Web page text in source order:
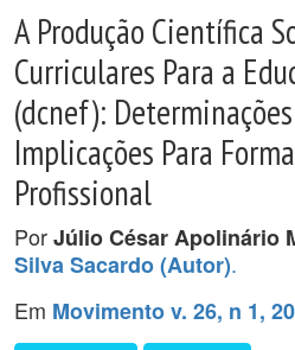
A Produção Científica
Curriculares Para a
(dcnef):
Implicações Para
Profissional
PorJúlio César Apolinário
Silva Sacardo (Autor).
Em Movimento v. 26, n 1,